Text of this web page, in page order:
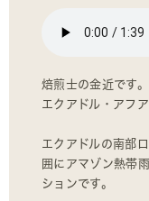
焙煎士の金近です。
エクアドル・アフ
エクアドルの南部
囲にアマゾン熱帯
ションです。